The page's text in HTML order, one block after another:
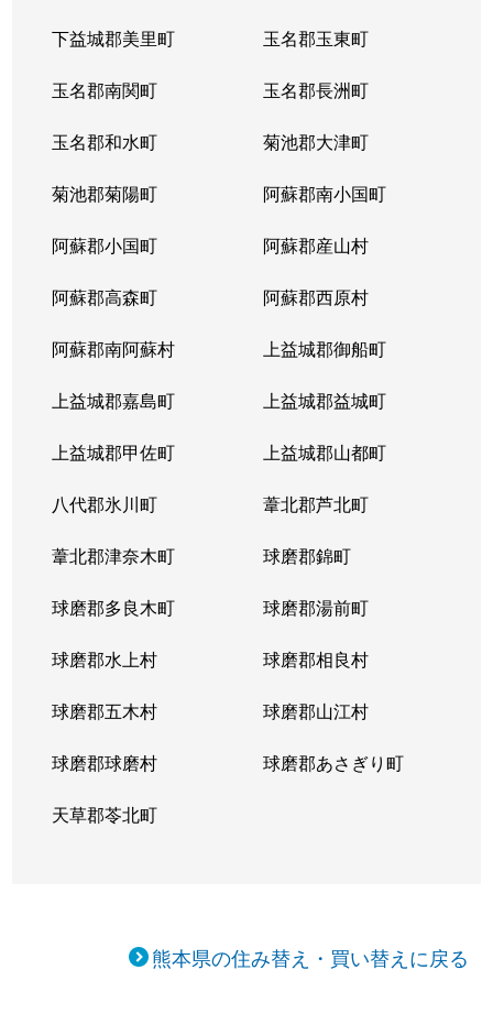
下益城郡美里町 玉名郡玉東町
玉名郡南関町 玉名郡長洲町
玉名郡和水町 菊池郡大津町
菊池郡菊陽町 阿蘇郡南小国町
阿蘇郡小国町 阿蘇郡産山村
阿蘇郡高森町 阿蘇郡西原村
阿蘇郡南阿蘇村 上益城郡御船町
上益城郡嘉島町 上益城郡益城町
上益城郡甲佐町 上益城郡山都町
八代郡氷川町 葦北郡芦北町
葦北郡津奈木町 球磨郡錦町
球磨郡多良木町 球磨郡湯前町
球磨郡水上村 球磨郡相良村
球磨郡五木村 球磨郡山江村
球磨郡球磨村 球磨郡あさぎり町
天草郡苓北町
熊本県の住み替え・買い替えに戻る